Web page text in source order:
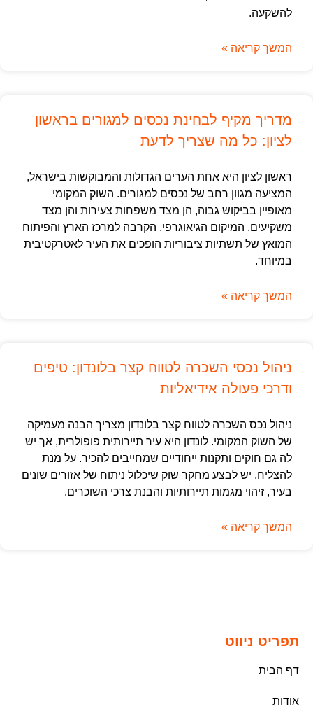
להשקעה.
המשך קריאה »
מדריך מקיף לבחינת נכסים למגורים בראשון
לציון: כל מה שצריך לדעת
ראשון לציון היא אחת הערים הגדולות והמבוקשות בישראל,
המציעה מגוון רחב של נכסים למגורים. השוק המקומי
מאופיין בביקוש גבוה, הן מצד משפחות צעירות והן מצד
משקיעים. המיקום הגיאוגרפי, הקרבה למרכז הארץ והפיתוח
המואץ של תשתיות ציבוריות הופכים את העיר לאטרקטיבית
במיוחד.
המשך קריאה »
ניהול נכסי השכרה לטווח קצר בלונדון: טיפים
ודרכי פעולה אידיאליות
ניהול נכס השכרה לטווח קצר בלונדון מצריך הבנה מעמיקה
של השוק המקומי. לונדון היא עיר תיירותית פופולרית, אך יש
לה גם חוקים ותקנות ייחודיים שמחייבים להכיר. על מנת
להצליח, יש לבצע מחקר שוק שיכלול ניתוח של אזורים שונים
בעיר, זיהוי מגמות תיירותיות והבנת צרכי השוכרים.
המשך קריאה »
תפריט ניווט
דף הבית
אודות